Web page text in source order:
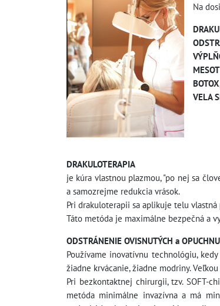
Na
BOTOX
VELA
DRAKULOTERAPIA
je kúra vlastnou plazmou, "po nej sa
a samozrejme redukcia vrások.
Pri drakuloterapii sa aplikuje telu vlastná
Táto metóda je maximálne bezpečná a
ODSTRÁNENIE OVISNUTÝCH a
Používame inovatívnu technológiu,
žiadne krvácanie, žiadne modriny.
Pri bezkontaktnej chirurgii, tzv. SOFT-
metóda minimálne invazívna a má